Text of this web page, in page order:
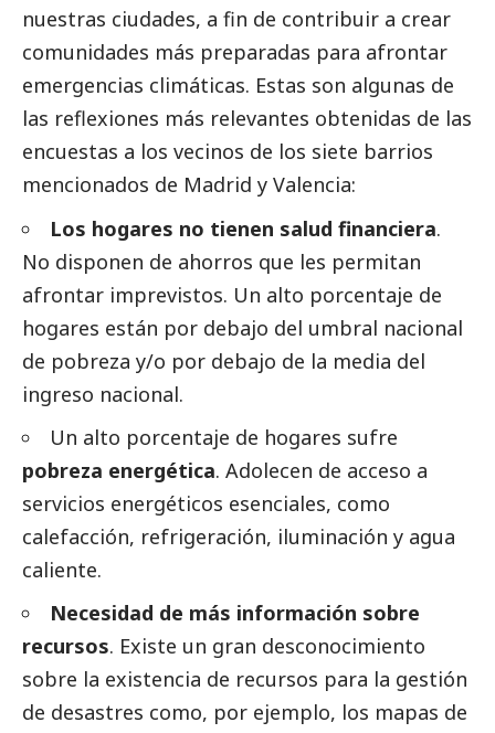
nuestras ciudades, a fin de contribuir a crear
comunidades más preparadas para afrontar
emergencias climáticas. Estas son algunas de
las reflexiones más relevantes obtenidas de las
encuestas a los vecinos de los siete barrios
mencionados de Madrid y Valencia:
Los hogares no tienen salud financiera.
No disponen de ahorros que les permitan
afrontar imprevistos. Un alto porcentaje de
hogares están por debajo del umbral nacional
de pobreza y/o por debajo de la media del
ingreso nacional.
Un alto porcentaje de hogares sufre
pobreza energética. Adolecen de acceso a
servicios energéticos esenciales, como
calefacción, refrigeración, iluminación y agua
caliente.
Necesidad de más información sobre
recursos. Existe un gran desconocimiento
sobre la existencia de recursos para la gestión
de desastres como, por ejemplo, los mapas de